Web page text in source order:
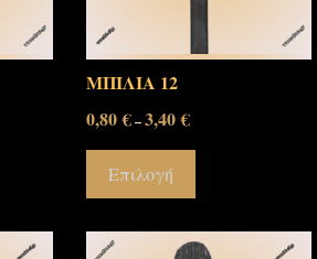
ΜΠΙΛΙΑ 12
0,80€–3,40€
Επιλογή